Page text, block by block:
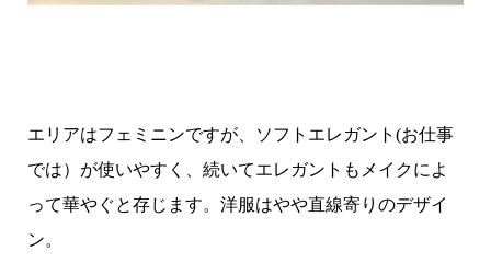
エリアはフェミニンですが、ソフトエレガント(お仕事
では）が使いやすく、続いてエレガントもメイクによ
って華やぐと存じます。洋服はやや直線寄りのデザイ
ン。